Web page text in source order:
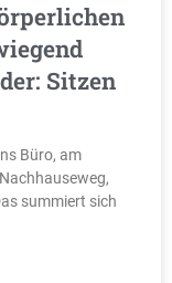
Sitzen
Büro, am
summiert sich